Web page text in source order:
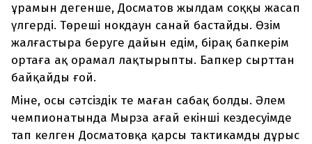
ұрамын дегенше, Досматов жылдам соққы жасап
үлгерді. Төреші нокдаун санай бастайды. Өзім
жалғастыра беруге дайын едім, бірақ бапкерім
ортаға ақ орамал лақтырыпты. Бапкер сырттан
байқайды ғой.
Міне, осы сәтсіздік те маған сабақ болды. Әлем
чемпионатында Мырза ағай екінші кездесуімде
тап келген Досматовқа қарсы тактикамды дұрыс